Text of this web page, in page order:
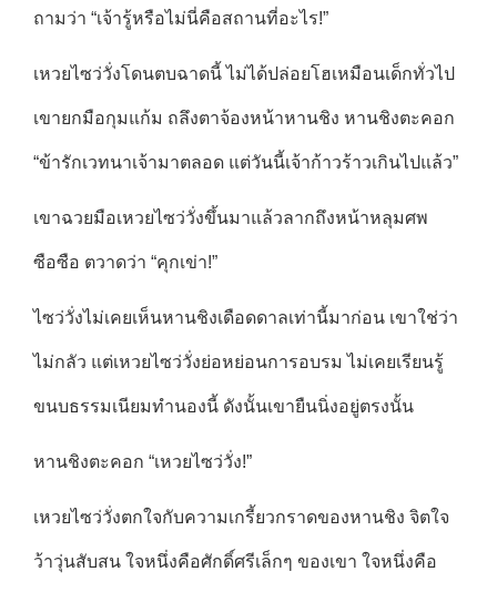
ถามว่า “เจ้ารู้หรือไม่นี่คือสถานที่อะไร!”
เหวยไซว่วั่งโดนตบฉาดนี้ ไม่ได้ปล่อยโฮเหมือนเด็กทั่วไป
เขายกมือกุมแก้ม ถลึงตาจ้องหน้าหานชิง หานชิงตะคอก
“ข้ารักเวทนาเจ้ามาตลอด แต่วันนี้เจ้าก้าวร้าวเกินไปแล้ว”
เขาฉวยมือเหวยไซว่วั่งขึ้นมาแล้วลากถึงหน้าหลุมศพ
ซือซือ ตวาดว่า “คุกเข่า!”
ไซว่วั่งไม่เคยเห็นหานชิงเดือดดาลเท่านี้มาก่อน เขาใช่ว่า
ไม่กลัว แต่เหวยไซว่วั่งย่อหย่อนการอบรม ไม่เคยเรียนรู้
ขนบธรรมเนียมทำนองนี้ ดังนั้นเขายืนนิ่งอยู่ตรงนั้น
หานชิงตะคอก “เหวยไซว่วั่ง!”
เหวยไซว่วั่งตกใจกับความเกรี้ยวกราดของหานชิง จิตใจ
ว้าวุ่นสับสน ใจหนึ่งคือศักดิ์ศรีเล็กๆ ของเขา ใจหนึ่งคือ